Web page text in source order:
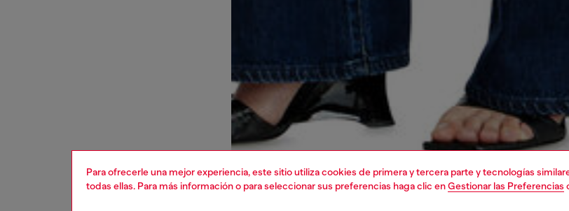
Para ofrecerle una mejor experiencia, este sitio utiliza cookies de primera y tercera parte y tecnologías
todas ellas. Para más información o para seleccionar sus preferencias haga clic enGestionar las Preferencias